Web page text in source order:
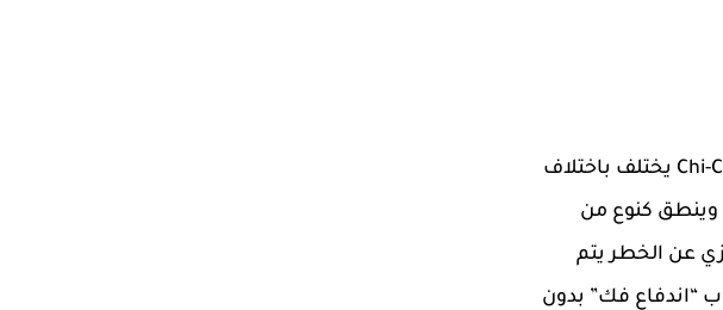
ما معنى كلمة تشي تشي بالكوري، هذة الكلمة ليس لها معنى محدد، فالغرض من كلمة Chi-Chi يختلف باختلاف
وينطق كنوع من
عن الخطر يتم
“اندفاع فك” بدون